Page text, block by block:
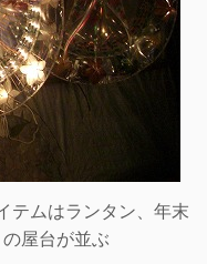
テムはランタン、年末
屋台が並ぶ